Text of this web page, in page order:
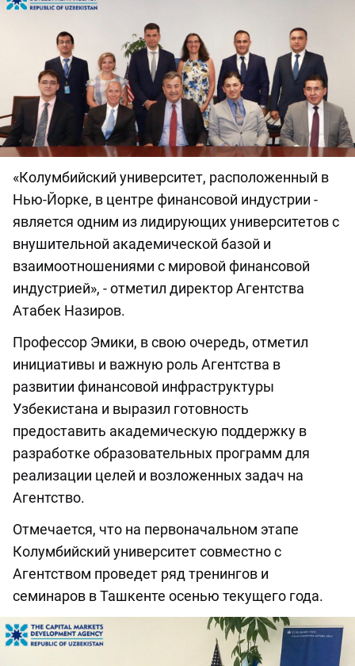
«Колумбийский университет, расположенный в
Нью-Йорке, в центре финансовой индустрии -
является одним из лидирующих университетов с
внушительной академической базой и
взаимоотношениями с мировой финансовой
индустрией», - отметил директор Агентства
Атабек Назиров.
Профессор Эмики, в свою очередь, отметил
инициативы и важную роль Агентства в
развитии финансовой инфраструктуры
Узбекистана и выразил готовность
предоставить академическую поддержку в
разработке образовательных программ для
реализации целей и возложенных задач на
Агентство.
Отмечается, что на первоначальном этапе
Колумбийский университет совместно с
Агентством проведет ряд тренингов и
семинаров в Ташкенте осенью текущего года.